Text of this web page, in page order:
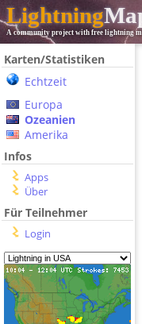
Lightning
A community project with free lightning
Karten/Statistiken
Echtzeit
Europa
Ozeanien
Amerika
Infos
Apps
Über
Für Teilnehmer
Login